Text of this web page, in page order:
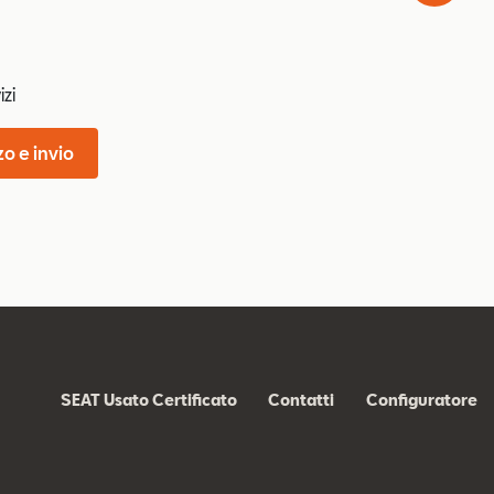
e invio
SEAT Usato Certificato Contatti Configuratore